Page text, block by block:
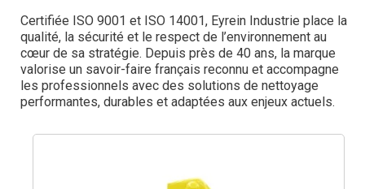
Certifiée ISO 9001 et ISO 14001, Eyrein Industrie place la
qualité, la sécurité et le respect de l’environnement au
cœur de sa stratégie. Depuis près de 40 ans, la marque
valorise un savoir-faire français reconnu et accompagne
les professionnels avec des solutions de nettoyage
performantes, durables et adaptées aux enjeux actuels.